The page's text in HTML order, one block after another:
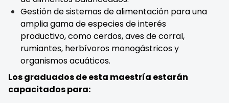
Gestión de sistemas de alimentación para una
amplia gama de especies de interés
productivo, como cerdos, aves de corral,
rumiantes, herbívoros monogástricos y
organismos acuáticos.
Los graduados de esta maestría estarán
capacitados para: